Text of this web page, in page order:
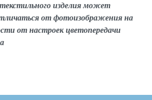
изделия может
от фотоизображения на
от настроек цветопередачи